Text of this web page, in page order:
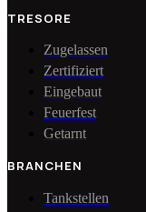
TRESORE
Zugelassen
Zertifiziert
Eingebaut
Feuerfest
Getarnt
BRANCHEN
Tankstellen